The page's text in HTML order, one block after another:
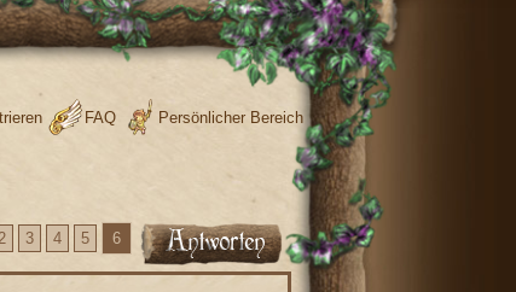
Persönlicher Bereich
FAQ
2 3 4 5 6